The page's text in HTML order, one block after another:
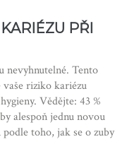
PŘI
nevyhnutelné. Tento
riziko kariézu
Vědějte: 43 %
alespoň jednu novou
toho, jak se o zuby